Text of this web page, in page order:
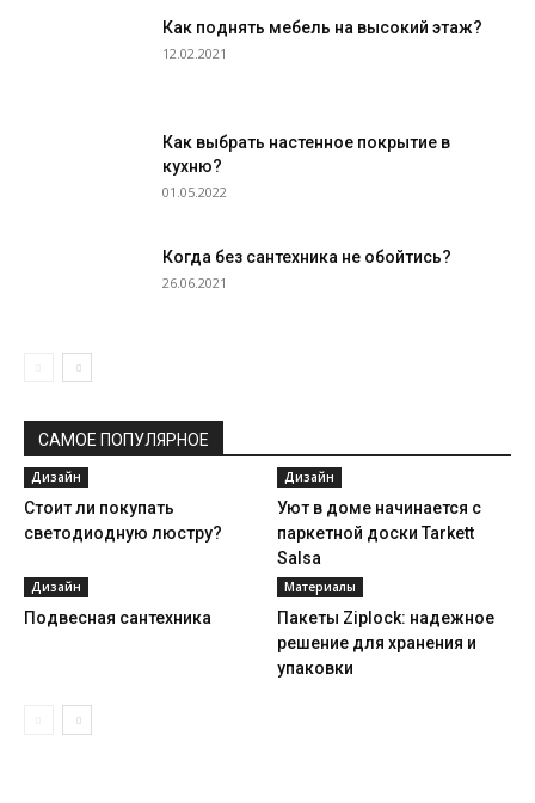
Как поднять мебель на высокий этаж?
12.02.2021
Как выбрать настенное покрытие в
кухню?
01.05.2022
Когда без сантехника не обойтись?
26.06.2021
САМОЕ ПОПУЛЯРНОЕ
Дизайн
Стоит ли покупать
светодиодную люстру?
Дизайн
Уют в доме начинается с
паркетной доски Tarkett
Salsa
Дизайн
Подвесная сантехника
Материалы
Пакеты Ziplock: надежное
решение для хранения и
упаковки